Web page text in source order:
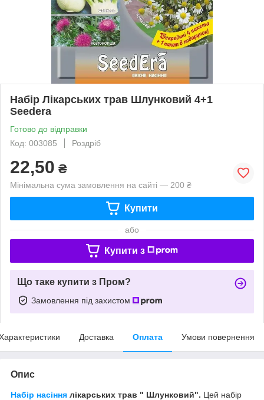
Набір Лікарських трав Шлунковий 4+1
Seedera
Готово до відправки
Код: 003085
Роздріб
22,50 ₴
Мінімальна сума замовлення на сайті — 200 ₴
Купити
або
Купити з
Що таке купити з Пром?
Замовлення під захистом
Доставка Оплата Умови повернення
Опис
Набір насіння лікарських трав " Шлунковий". Цей набір